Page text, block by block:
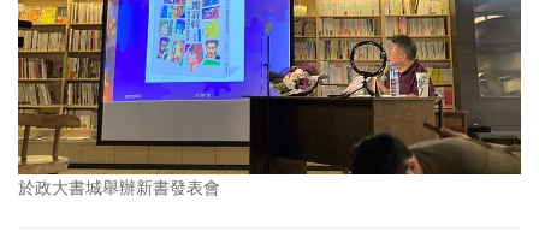
於政大書城舉辦新書發表會